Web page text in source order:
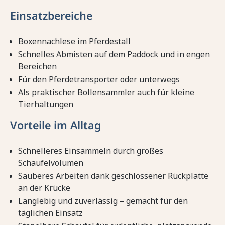
Einsatzbereiche
Boxennachlese im Pferdestall
Schnelles Abmisten auf dem Paddock und in engen
Bereichen
Für den Pferdetransporter oder unterwegs
Als praktischer Bollensammler auch für kleine
Tierhaltungen
Vorteile im Alltag
Schnelleres Einsammeln durch großes
Schaufelvolumen
Sauberes Arbeiten dank geschlossener Rückplatte
an der Krücke
Langlebig und zuverlässig – gemacht für den
täglichen Einsatz